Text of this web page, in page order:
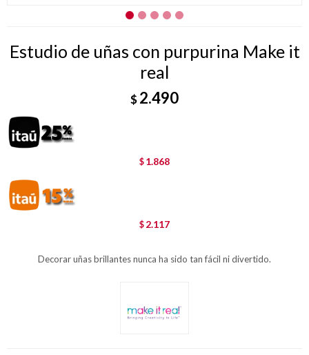
Estudio de uñas con purpurina Make it
real
$2.490
$ 1.868
$ 2.117
Decorar uñas brillantes nunca ha sido tan fácil ni divertido.